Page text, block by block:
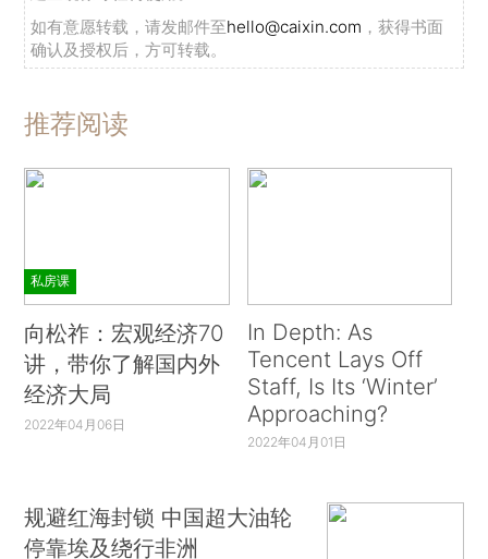
如有意愿转载，请发邮件至hello@caixin.com ，获得书面
确认及授权后，方可转载。
推荐阅读
私房课
向松祚：宏观经济70
讲，带你了解国内外
经济大局
2022年04月06日
In Depth: As
Tencent Lays Off
Staff, Is Its ‘Winter’
Approaching?
2022年04月01日
规避红海封锁 中国超大油轮
停靠埃及绕行非洲